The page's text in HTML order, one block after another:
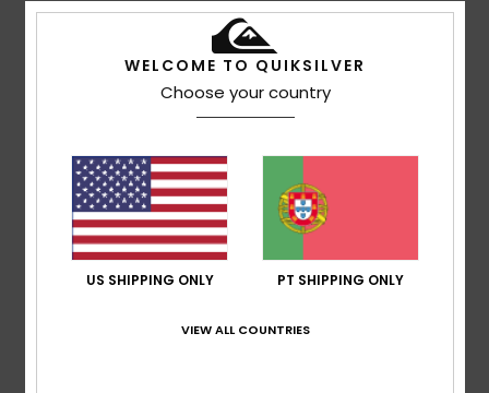
PequenoMaterial: 4/5 Cor: 3/5
5/5
13. Maio 2026
Cor rara e original.
Mostrar original - Francês
Conforto: 5/5 Relação qualidade/preço
Eu recomendo este produto
WELCOME TO QUIKSILVER
Choose your country
US SHIPPING ONLY PT SHIPPING ONLY
VIEW ALL COUNTRIES